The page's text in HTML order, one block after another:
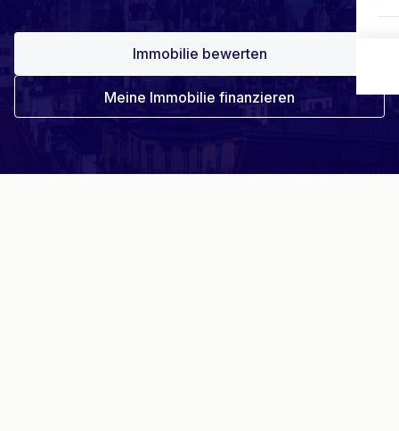
Immobilie bewerten
Meine Immobilie finanzieren